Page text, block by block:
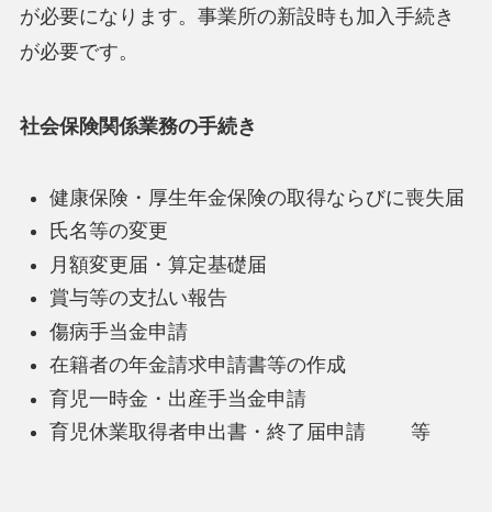
が必要になります。事業所の新設時も加入手続き
が必要です。
社会保険関係業務の手続き
健康保険・厚生年金保険の取得ならびに喪失届
氏名等の変更
月額変更届・算定基礎届
賞与等の支払い報告
傷病手当金申請
在籍者の年金請求申請書等の作成
育児一時金・出産手当金申請
育児休業取得者申出書・終了届申請 等